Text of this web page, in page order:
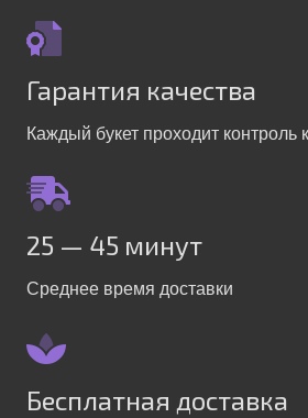
Гарантия качества
Каждый букет проходит контроль
25 — 45 минут
Среднее время доставки
Бесплатная доставка